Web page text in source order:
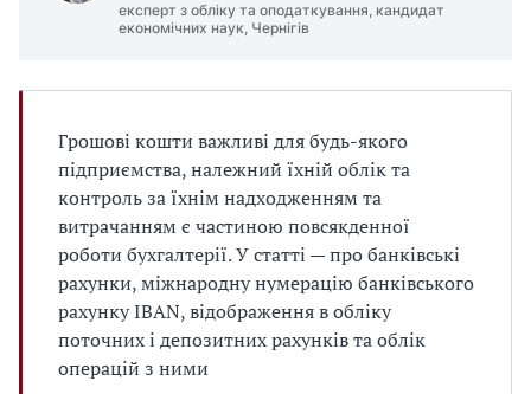
експерт з обліку та оподаткування, кандидат
економічних наук, Чернігів
Грошові кошти важливі для будь-якого
підприємства, належний їхній облік та
контроль за їхнім надходженням та
витрачанням є частиною повсякденної
роботи бухгалтерії. У статті — про банківські
рахунки, міжнародну нумерацію банківського
рахунку IBAN, відображення в обліку
поточних і депозитних рахунків та облік
операцій з ними